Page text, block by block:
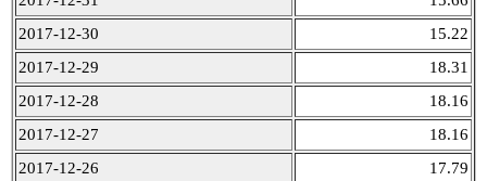
2017-12-30
15.22
2017-12-29
18.31
2017-12-28
18.16
2017-12-27
18.16
2017-12-26
17.79